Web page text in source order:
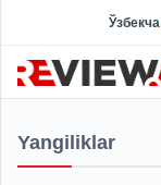
Ўзбекча
Yangiliklar